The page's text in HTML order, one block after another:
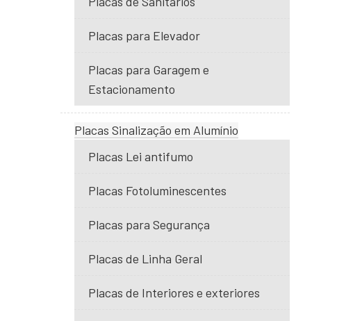
Placas para Elevador
Placas para Garagem e
Estacionamento
Placas Sinalização em Alumínio
Placas Lei antifumo
Placas Fotoluminescentes
Placas para Segurança
Placas de Linha Geral
Placas de Interiores e exteriores